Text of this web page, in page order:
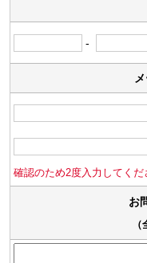
-
確認のため2度入力してくだ
お